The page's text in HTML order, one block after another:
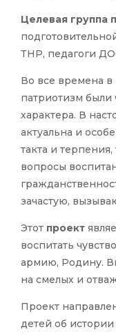
Целевая группа
ТНР, педагоги
Во все времена
патриотизм были
характера. В
актуальна и
такта и
вопросы
зачастую,
Этот проект
воспитать
армию, Родину.
на смелых и
Проект
детей об